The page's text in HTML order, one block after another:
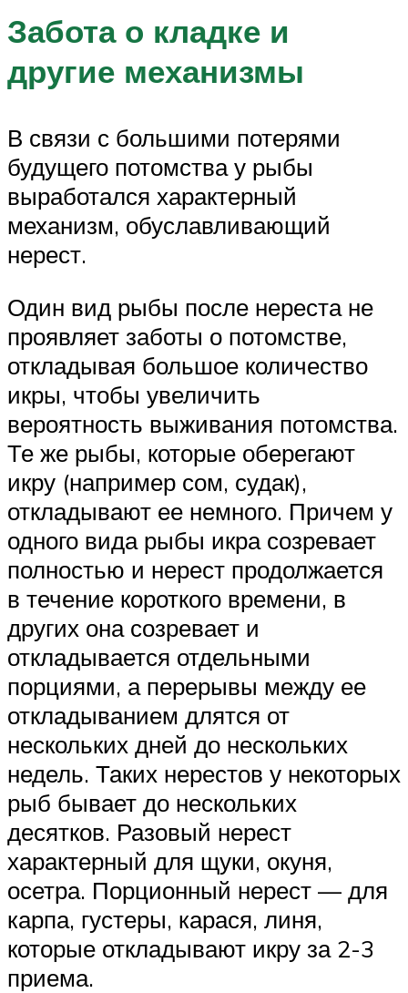
Забота о кладке и
другие механизмы
В связи с большими потерями
будущего потомства у рыбы
выработался характерный
механизм, обуславливающий
нерест.
Один вид рыбы после нереста не
проявляет заботы о потомстве,
откладывая большое количество
икры, чтобы увеличить
вероятность выживания потомства.
Те же рыбы, которые оберегают
икру (например сом, судак),
откладывают ее немного. Причем у
одного вида рыбы икра созревает
полностью и нерест продолжается
в течение короткого времени, в
других она созревает и
откладывается отдельными
порциями, а перерывы между ее
откладыванием длятся от
нескольких дней до нескольких
недель. Таких нерестов у некоторых
рыб бывает до нескольких
десятков. Разовый нерест
характерный для щуки, окуня,
осетра. Порционный нерест — для
карпа, густеры, карася, линя,
которые откладывают икру за 2-3
приема.